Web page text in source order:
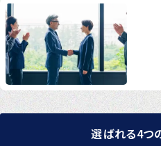
お問い合わせ
プライバシーポリ
選ばれる4つ